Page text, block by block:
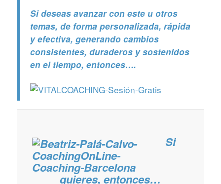
Si deseas avanzar con este u otros
temas, de forma personalizada, rápida
y efectiva, generando cambios
consistentes, duraderos y sostenidos
en el tiempo, entonces….
Si
quieres, entonces…